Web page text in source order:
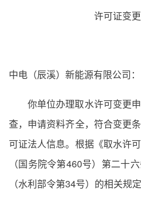
许可证变
中电（辰溪）新能源有限公司：
你单位办理取水许可变更
查，申请资料齐全，符合变更
可证法人信息。根据《取水许
（国务院令第460号）第二十
（水利部令第34号）的相关规